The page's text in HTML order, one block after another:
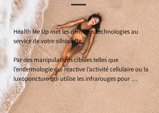
Health Me Up met les dernières technologies au
service de votre silhouette.
Par des manipulations ciblées telles que
l’endermologie qui réactive l’activité cellulaire ou la
luxoponcture qui utilise les infrarouges pour
stimuler les points réflexes, nous vous aidons à
retrouver le corps qui vous plaît. Nous vous
proposons également la CryoSkin, appareil de